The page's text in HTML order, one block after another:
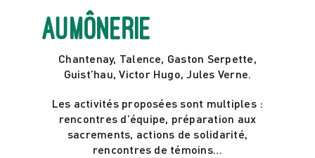
Actualités
Aumônerie
Chantenay, Talence, Gaston Serpette,
Guist’hau, Victor Hugo, Jules Verne.
Les activités proposées sont multiples :
rencontres d’équipe, préparation aux
sacrements, actions de solidarité,
rencontres de témoins…